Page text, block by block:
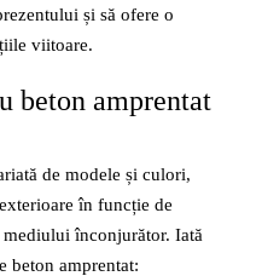
și să ofere o
viitoare.
beton amprentat
de modele și culori,
în funcție de
înconjurător. Iată
beton amprentat: